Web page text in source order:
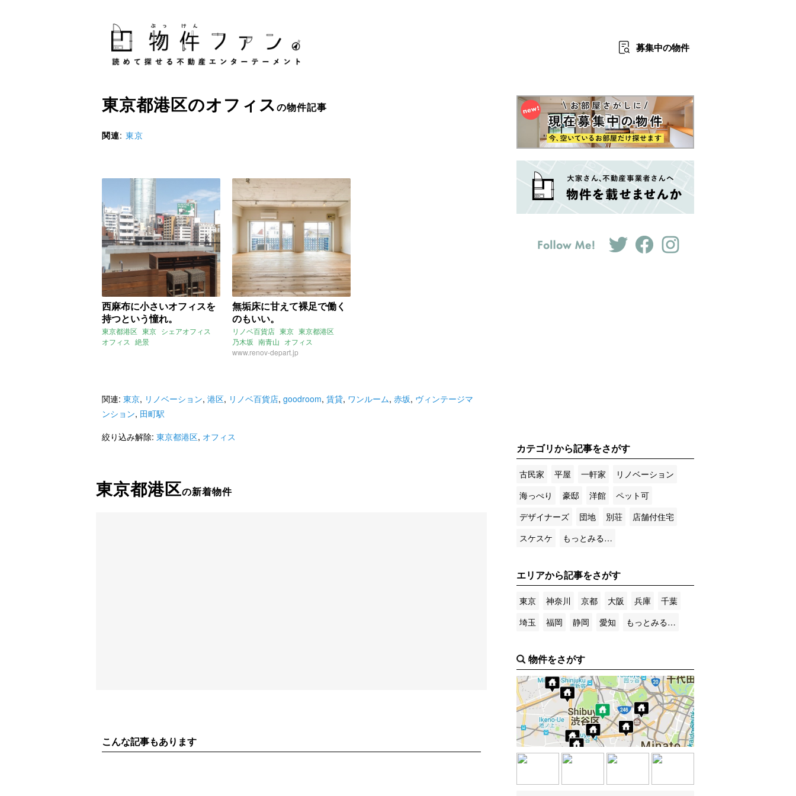
募集中の物件
東京都港区のオフィスの物件記事
関連: 東京
西麻布に小さいオフィスを
持つという憧れ。
東京都港区 東京 シェアオフィス
オフィス 絶景
無垢床に甘えて裸足で働く
のもいい。
リノベ百貨店 東京 東京都港区
乃木坂 南青山 オフィス
リノベーション
www.renov-depart.jp
関連: 東京, リノベーション, 港区, リノベ百貨店, goodroom, 賃貸, ワンルーム, 赤坂, ヴィンテージマ
ンション, 田町駅
絞り込み解除: 東京都港区, オフィス
東京都港区の新着物件
こんな記事もあります
カテゴリから記事をさがす
古民家 平屋 一軒家
リノベーション
海っぺり
豪邸 洋館
ペット可
デザイナーズ
団地 別荘
店舗付住宅
スケスケ
もっとみる…
エリアから記事をさがす
東京 神奈川 京都 大阪 兵庫
千葉
埼玉
福岡 静岡 愛知 もっとみる…
物件をさがす